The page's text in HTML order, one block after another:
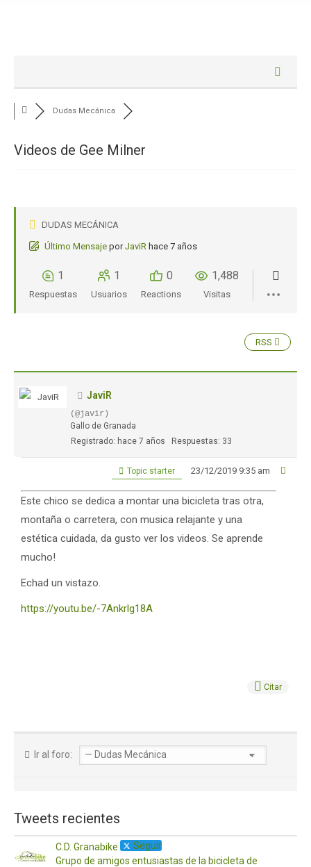
Dudas Mecánica
Videos de Gee Milner
DUDAS MECÁNICA
Último Mensaje por JaviR hace 7 años
1
Respuestas
1
Usuarios
0
Reactions
1,488
Visitas
RSS
JaviR
(@javir)
Gallo de Granada
Registrado: hace 7 años
Respuestas: 33
Topic starter 23/12/2019 9:35 am
Este chico se dedica a montar una bicicleta tras otra,
montaña o carretera, con musica relajante y una
estética cuidada, da gusto ver los videos. Se aprende
mucho!
Echad un vistazo.
https://youtu.be/-7Ankrlg18A
Citar
Ir al foro:
Tweets recientes
C.D. Granabike
Seguir
Grupo de amigos entusiastas de la bicicleta de